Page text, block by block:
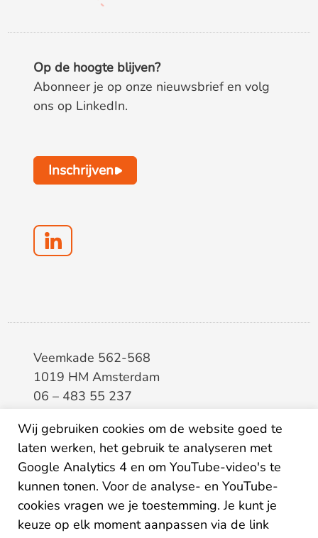
Op de hoogte blijven?
Abonneer je op onze nieuwsbrief en volg
ons op LinkedIn.
Inschrijven
Veemkade 562-568
1019 HM Amsterdam
06 – 483 55 237
BTW8133.20.343.B.01
KvK34207150
IBANNL26ABNA0507435125
Wij gebruiken cookies om de website goed te
laten werken, het gebruik te analyseren met
Google Analytics 4 en om YouTube-video's te
kunnen tonen. Voor de analyse- en YouTube-
cookies vragen we je toestemming. Je kunt je
keuze op elk moment aanpassen via de link